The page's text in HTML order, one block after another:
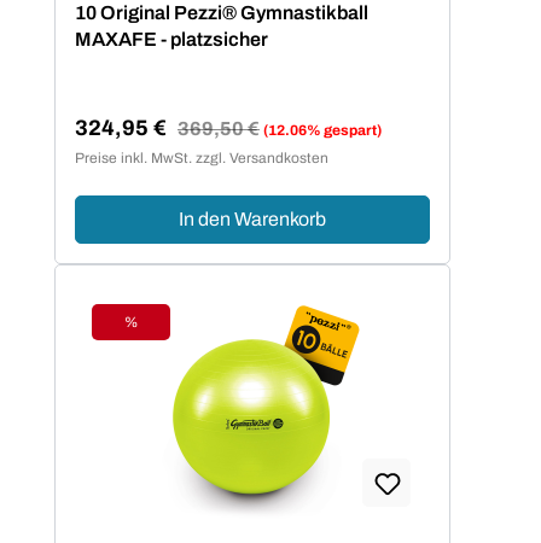
10 Original Pezzi® Gymnastikball
MAXAFE - platzsicher
Verkaufspreis:
324,95 € Regulärer Preis:
369,50 € (12.06% gespart)
Preise inkl. MwSt. zzgl. Versandkosten
In den Warenkorb
Rabatt
%